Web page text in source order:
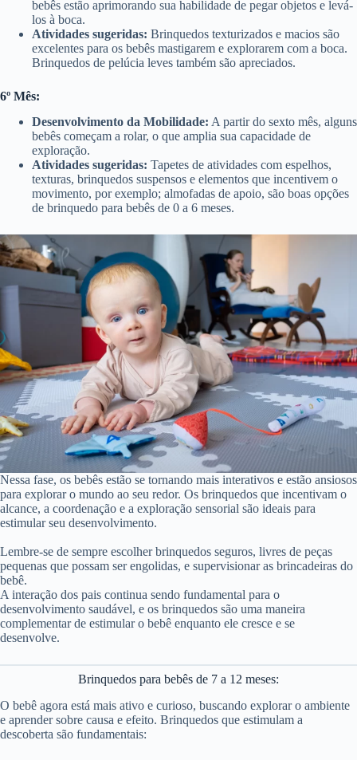
bebês estão aprimorando sua habilidade de pegar objetos e levá-
los à boca.
Atividades sugeridas: Brinquedos texturizados e macios são
excelentes para os bebês mastigarem e explorarem com a boca.
Brinquedos de pelúcia leves também são apreciados.
6º Mês:
Desenvolvimento da Mobilidade: A partir do sexto mês, alguns
bebês começam a rolar, o que amplia sua capacidade de
exploração.
Atividades sugeridas: Tapetes de atividades com espelhos,
texturas, brinquedos suspensos e elementos que incentivem o
movimento, por exemplo; almofadas de apoio, são boas opções
de brinquedo para bebês de 0 a 6 meses.
Nessa fase, os bebês estão se tornando mais interativos e estão ansiosos
para explorar o mundo ao seu redor. Os brinquedos que incentivam o
alcance, a coordenação e a exploração sensorial são ideais para
estimular seu desenvolvimento.
Lembre-se de sempre escolher brinquedos seguros, livres de peças
pequenas que possam ser engolidas, e supervisionar as brincadeiras do
bebê.
A interação dos pais continua sendo fundamental para o
desenvolvimento saudável, e os brinquedos são uma maneira
complementar de estimular o bebê enquanto ele cresce e se
desenvolve.
Brinquedos para bebês de 7 a 12 meses:
O bebê agora está mais ativo e curioso, buscando explorar o ambiente
e aprender sobre causa e efeito. Brinquedos que estimulam a
descoberta são fundamentais: